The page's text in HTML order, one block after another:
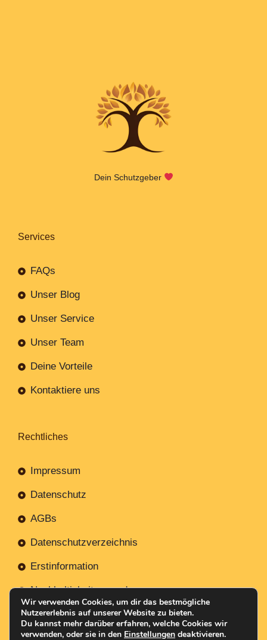
Dein Schutzgeber
Services
FAQs
Unser Blog
Unser Service
Unser Team
Deine Vorteile
Kontaktiere uns
Rechtliches
Impressum
Datenschutz
AGBs
Datenschutzverzeichnis
Erstinformation
Nachhaltigkeitsverordnung
Wir verwenden Cookies, um dir das bestmögliche
Nutzererlebnis auf unserer Website zu bieten.
Du kannst mehr darüber erfahren, welche Cookies wir
verwenden, oder sie in den Einstellungen deaktivieren.